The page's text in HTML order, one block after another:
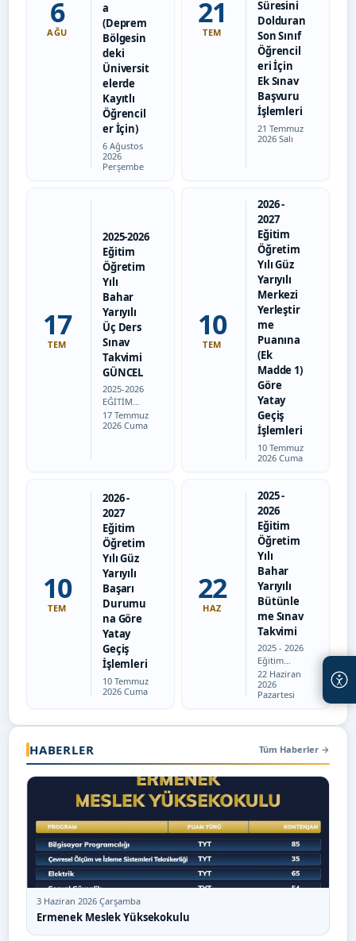
6
AĞU
a
(Deprem
Bölgesin
deki
Üniversit
elerde
Kayıtlı
Öğrencil
er İçin)
Tarih:
6 Ağustos
2026
Perşembe
21
TEM
Süresini
Dolduran
Son Sınıf
Öğrencil
eri İçin
Ek Sınav
Başvuru
İşlemleri
Tarih:
21 Temmuz
2026 Salı
17
TEM
2025-2026
Eğitim
Öğretim
Yılı
Bahar
Yarıyılı
Üç Ders
Sınav
Takvimi
GÜNCEL
2025-2026
EĞİTİM
ÖĞRETİM
YILI BAHAR
Sınavlar D-
101 NOLU
SALONDA
YAPILACAK
TIR. Bütün
derslerin
sınavları…
Tarih:
17 Temmuz
2026 Cuma
10
TEM
2026 -
2027
Eğitim
Öğretim
Yılı Güz
Yarıyılı
Merkezi
Yerleştir
me
Puanına
(Ek
Madde 1)
Göre
Yatay
Geçiş
İşlemleri
Tarih:
10 Temmuz
2026 Cuma
10
TEM
2026 -
2027
Eğitim
Öğretim
Yılı Güz
Yarıyılı
Başarı
Durumu
na Göre
Yatay
Geçiş
İşlemleri
Tarih:
10 Temmuz
2026 Cuma
22
HAZ
2025 -
2026
Eğitim
Öğretim
Yılı
Bahar
Yarıyılı
Bütünle
me Sınav
Takvimi
2025 - 2026
Eğitim
Öğretim
Yılı BAHAR
Yarıyılı
E Sınav
yayınlanmı
ştır . Tüm
öğrencileri
başarılar
Bilgisayar…
Tarih:
22 Haziran
2026
Pazartesi
HABERLER Tüm Haberler →
3 Haziran 2026 Çarşamba
Ermenek Meslek Yüksekokulu